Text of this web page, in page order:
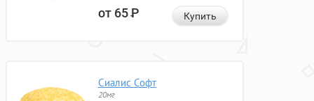
от 65Р Купить
Сиалис Софт
20мг